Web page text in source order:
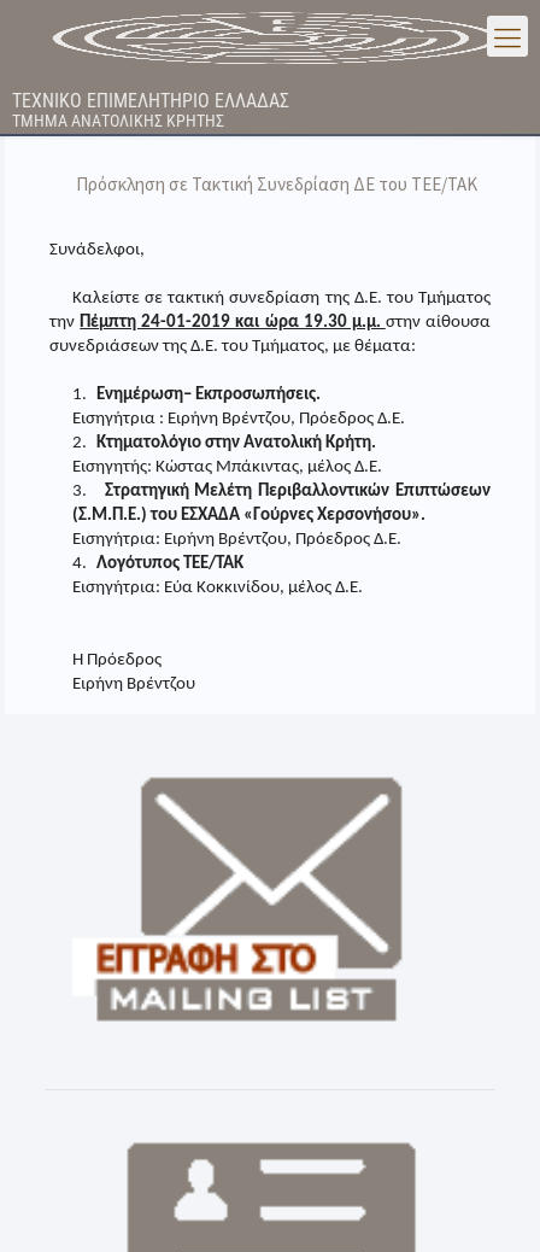
ΤΕΧΝΙΚΟ ΕΠΙΜΕΛΗΤΗΡΙΟ ΕΛΛΑΔΑΣ
ΤΜΗΜΑ ΑΝΑΤΟΛΙΚΗΣ ΚΡΗΤΗΣ
Πρόσκληση σε Τακτική Συνεδρίαση ΔΕ του ΤΕΕ/ΤΑΚ
Συνάδελφοι,
Καλείστε σε τακτική συνεδρίαση της Δ.Ε. του Τμήματος
τηνΠέμπτη 24-01-2019 και ώρα 19.30 μ.μ. στην αίθουσα
συνεδριάσεων της Δ.Ε. του Τμήματος, με θέματα:
1.
Ενημέρωση– Εκπροσωπήσεις.
Εισηγήτρια : Ειρήνη Βρέντζου, Πρόεδρος Δ.Ε.
2.
Κτηματολόγιο στην Ανατολική Κρήτη.
Εισηγητής: Κώστας Μπάκιντας, μέλος Δ.Ε.
3.
Στρατηγική Μελέτη Περιβαλλοντικών Επιπτώσεων
(Σ.Μ.Π.Ε.) του ΕΣΧΑΔΑ «Γούρνες Χερσονήσου».
Εισηγήτρια: Ειρήνη Βρέντζου, Πρόεδρος Δ.Ε.
4.
Λογότυπος ΤΕΕ/ΤΑΚ
Εισηγήτρια: Εύα Κοκκινίδου, μέλος Δ.Ε.
Η Πρόεδρος
Ειρήνη Βρέντζου